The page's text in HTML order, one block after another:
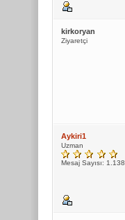
kirkoryan
Ziyaretçi
Aykiri1
Uzman
Mesaj Sayısı: 1.138